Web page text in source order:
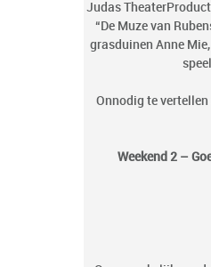
Judas
“De Muze van
grasduinen Anne
Onnodig te
Weekend 2 –